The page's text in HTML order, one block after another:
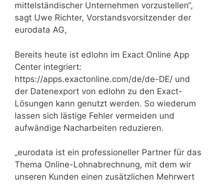
mittelständischer Unternehmen vorzustellen“,
sagt Uwe Richter, Vorstandsvorsitzender der
eurodata AG,
Bereits heute ist edlohn im Exact Online App
Center integriert:
https://apps.exactonline.com/de/de-DE/ und
der Datenexport von edlohn zu den Exact-
Lösungen kann genutzt werden. So wiederum
lassen sich lästige Fehler vermeiden und
aufwändige Nacharbeiten reduzieren.
„eurodata ist ein professioneller Partner für das
Thema Online-Lohnabrechnung, mit dem wir
unseren Kunden einen zusätzlichen Mehrwert